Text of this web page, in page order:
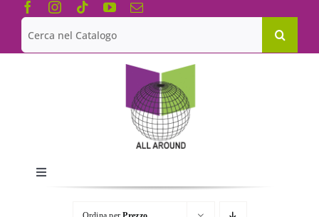
Salta
contenuto
Cerca
per:
Toggle
Navigation
Chi siamo